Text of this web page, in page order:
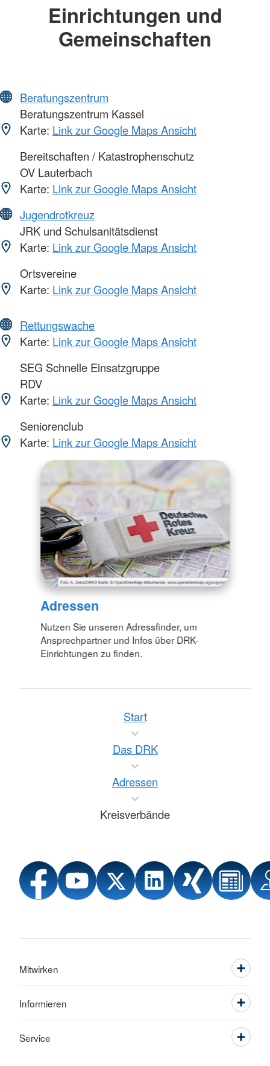
Einrichtungen und
Gemeinschaften
Beratungszentrum
Beratungszentrum Kassel
Karte: Link zur Google Maps Ansicht
Bereitschaften / Katastrophenschutz
OV Lauterbach
Karte: Link zur Google Maps Ansicht
Jugendrotkreuz
JRK und Schulsanitätsdienst
Karte: Link zur Google Maps Ansicht
Ortsvereine
Karte: Link zur Google Maps Ansicht
Rettungswache
Karte: Link zur Google Maps Ansicht
SEG Schnelle Einsatzgruppe
RDV
Karte: Link zur Google Maps Ansicht
Seniorenclub
Karte: Link zur Google Maps Ansicht
Adressen
Nutzen Sie unseren Adressfinder, um
Ansprechpartner und Infos über DRK-
Einrichtungen zu finden.
Start
Das DRK
Adressen
Kreisverbände
Mitwirken
Informieren
Service